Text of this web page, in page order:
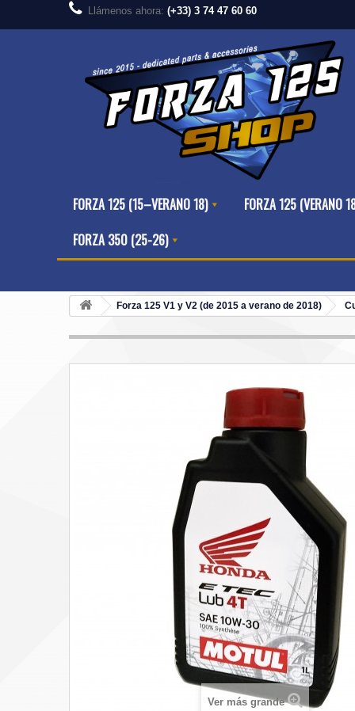
Llámenos ahora: (+33) 3 74 47 60 60
FORZA 125 (15–VERANO 18)
FORZA 125 (VERANO
FORZA 350 (25-26)
Forza 125 V1 y V2 (de 2015 a verano de 2018)
Ver más grande